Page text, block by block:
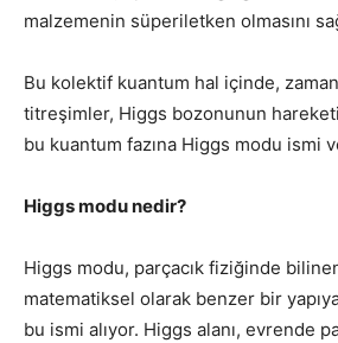
malzemenin süperiletken olmasını
Bu kolektif kuantum hal içinde,
titreşimler, Higgs bozonunun
bu kuantum fazına Higgs modu ismi
Higgs modu nedir?
Higgs modu, parçacık fiziğinde
matematiksel olarak benzer bir
bu ismi alıyor. Higgs alanı, evrende